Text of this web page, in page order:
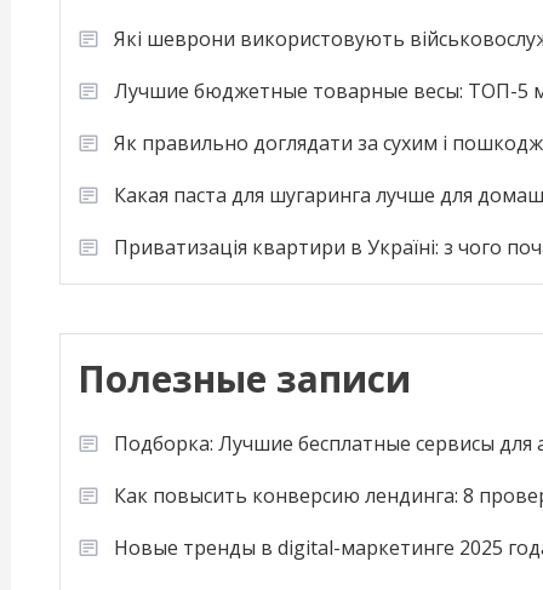
Які шеврони використовують
Лучшие бюджетные товарные весы: ТОП-5
Як правильно доглядати за сухим і
Какая паста для шугаринга лучше для
Приватизація квартири в Україні: з чого
Полезные записи
Подборка: Лучшие бесплатные сервисы
Как повысить конверсию лендинга: 8
Новые тренды в digital-маркетинге 2025